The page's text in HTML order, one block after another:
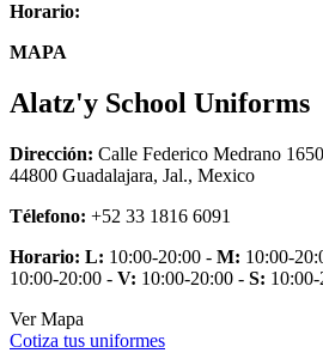
Horario:
MAPA
Alatz'y School Uniforms
Dirección: Calle Federico Medrano
44800 Guadalajara, Jal., Mexico
Télefono: +52 33 1816 6091
Horario: L: 10:00-20:00 - M: 10:00-
10:00-20:00 - V: 10:00-20:00 - S:
Ver Mapa
Cotiza tus uniformes